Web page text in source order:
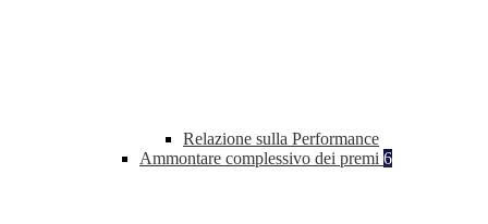
Relazione sulla Performance
Ammontare complessivo dei premi 6